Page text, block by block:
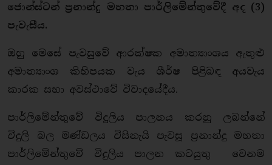
ජොන්ස්ටන් ප්‍රනාන්දු මහතා පාර්ලිමේන්තුවේදී අද (3)
පැවැසීය.
ඔහු මෙසේ පැවසුවේ ආරක්ෂක අමාත්‍යාංශය ඇතුළු
අමාත්‍යාංශ කිහිපයක වැය ශීර්ෂ පිළිබඳ අයවැය
කාරක සභා අවස්ථාවේ විවාදයේදීය.
පාර්ලිමේන්තුවේ විදුලිය පාලනය කරනු ලබන්නේ
විදුලි බල මණ්ඩලය විසිනැයි පැවසූ ප්‍රනාන්දු මහතා
පාර්ලිමේන්තුවේ විදුලිය පාලන කටයුතු වෙනම